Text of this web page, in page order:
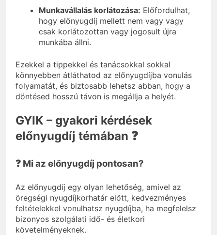
Munkavállalás korlátozása: Előfordulhat,
hogy előnyugdíj mellett nem vagy vagy
csak korlátozottan vagy jogosult újra
munkába állni.
Ezekkel a tippekkel és tanácsokkal sokkal
könnyebben átláthatod az előnyugdíjba vonulás
folyamatát, és biztosabb lehetsz abban, hogy a
döntésed hosszú távon is megállja a helyét.
GYIK – gyakori kérdések
előnyugdíj témában ❓
❓ Mi az előnyugdíj pontosan?
Az előnyugdíj egy olyan lehetőség, amivel az
öregségi nyugdíjkorhatár előtt, kedvezményes
feltételekkel vonulhatsz nyugdíjba, ha megfelelsz
bizonyos szolgálati idő- és életkori
követelményeknek.